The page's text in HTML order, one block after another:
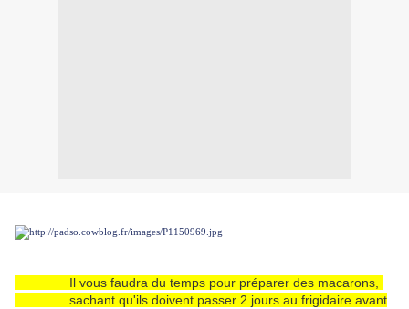
Il vous faudra du temps pour préparer des macarons,
sachant qu'ils doivent passer 2 jours au frigidaire avant